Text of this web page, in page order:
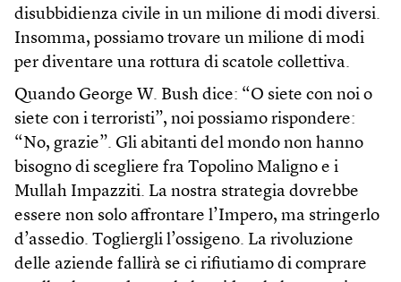
disubbidienza civile in un milione di modi diversi.
Insomma, possiamo trovare un milione di modi
per diventare una rottura di scatole collettiva.
Quando George W. Bush dice: “O siete con noi o
siete con i terroristi”, noi possiamo rispondere:
“No, grazie”. Gli abitanti del mondo non hanno
bisogno di scegliere fra Topolino Maligno e i
Mullah Impazziti. La nostra strategia dovrebbe
essere non solo affrontare l’Impero, ma stringerlo
d’assedio. Togliergli l’ossigeno. La rivoluzione
delle aziende fallirà se ci rifiutiamo di comprare